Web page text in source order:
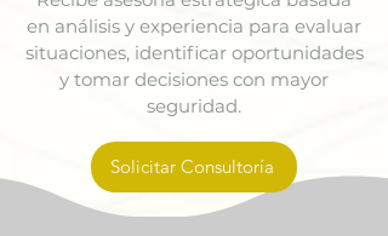
en análisis y experiencia para evaluar
situaciones, identificar oportunidades
y tomar decisiones con mayor
seguridad.
Solicitar Consultoría